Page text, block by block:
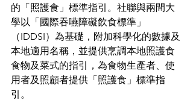
的「照護食」標準指引。社聯與兩間大
學以「國際吞嚥障礙飲食標準」
（IDDSI）為基礎，附加科學化的數據及
本地適用名稱，並提供烹調本地照護食
食物及菜式的指引，為食物生產者、使
用者及照顧者提供「照護食」標準指
引。